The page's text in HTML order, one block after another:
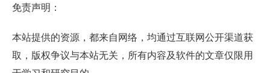
免责声明：
本站提供的资源，都来自网络，均通过互联网公开渠道获
取，版权争议与本站无关，所有内容及软件的文章仅限用